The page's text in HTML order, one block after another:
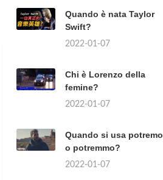
Quando è nata Taylor
Swift?
2022-01-07
Chi è Lorenzo della
femine?
2022-01-07
Quando si usa potremo
o potremmo?
2022-01-07